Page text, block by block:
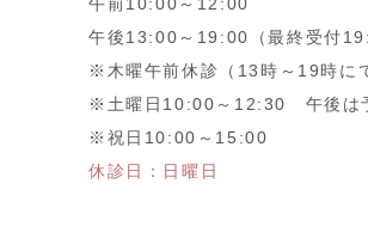
午後13:00～19:00（最終受付
※木曜午前休診（13時～19時に
※土曜日10:00～12:30 午後は
※祝日10:00～15:00
休診日：日曜日